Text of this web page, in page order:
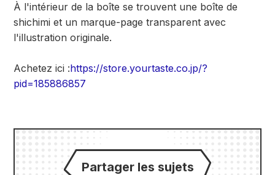
À l'intérieur de la boîte se trouvent une boîte de
shichimi et un marque-page transparent avec
l'illustration originale.
Achetez ici :https://store.yourtaste.co.jp/?
pid=185886857
Partager les sujets